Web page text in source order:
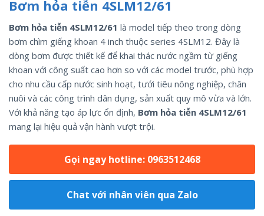
Bơm hỏa tiễn 4SLM12/61
Bơm hỏa tiễn 4SLM12/61 là model tiếp theo trong dòng
bơm chìm giếng khoan 4 inch thuộc series 4SLM12. Đây là
dòng bơm được thiết kế để khai thác nước ngầm từ giếng
khoan với công suất cao hơn so với các model trước, phù hợp
cho nhu cầu cấp nước sinh hoạt, tưới tiêu nông nghiệp, chăn
nuôi và các công trình dân dụng, sản xuất quy mô vừa và lớn.
Với khả năng tạo áp lực ổn định, Bơm hỏa tiễn 4SLM12/61
mang lại hiệu quả vận hành vượt trội.
Gọi ngay hotline: 0963512468
Chat với nhân viên qua Zalo